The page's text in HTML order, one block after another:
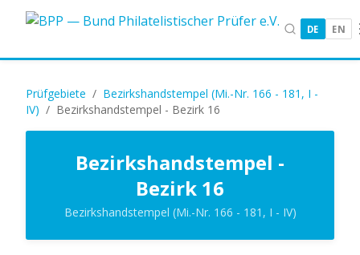
DE EN
Prüfgebiete / Bezirkshandstempel (Mi.-Nr. 166 - 181, I -
IV) / Bezirkshandstempel - Bezirk 16
Bezirkshandstempel -
Bezirk 16
Bezirkshandstempel (Mi.-Nr. 166 - 181, I - IV)